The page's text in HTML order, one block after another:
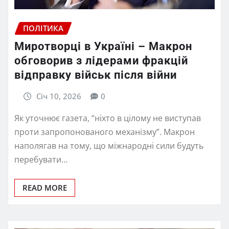
ПОЛІТИКА
Миротворці в Україні – Макрон
обговорив з лідерами фракцій
відправку військ після війни
Січ 10, 2026 0
Як уточнює газета, “ніхто в цілому не виступав
проти запропонованого механізму”. Макрон
наполягав на тому, що міжнародні сили будуть
перебувати…
READ MORE